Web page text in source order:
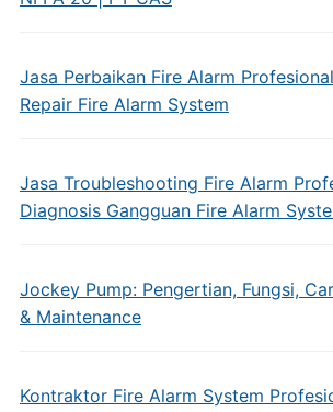
Jasa Perbaikan Fire Alarm
Repair Fire Alarm System
Jasa Troubleshooting Fire Alarm
Diagnosis Gangguan Fire Alarm
Jockey Pump: Pengertian, Fungsi,
& Maintenance
Kontraktor Fire Alarm System